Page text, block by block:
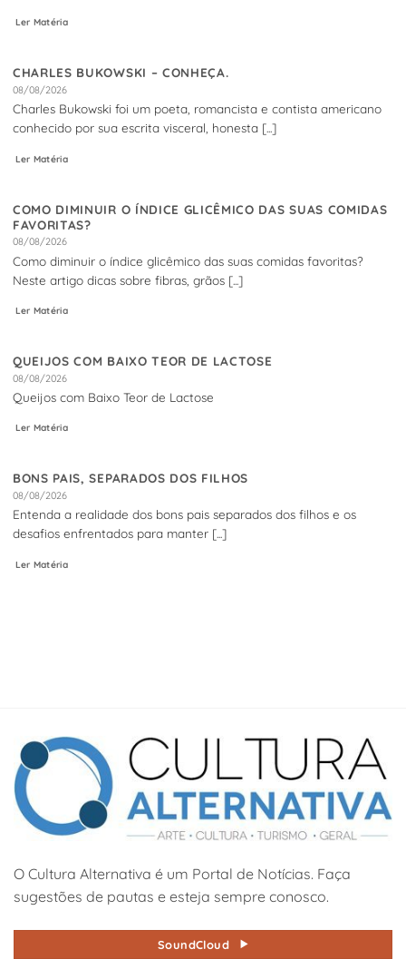
Ler Matéria
CHARLES BUKOWSKI – CONHEÇA.
08/08/2026
Charles Bukowski foi um poeta, romancista e contista americano
conhecido por sua escrita visceral, honesta [...]
Ler Matéria
COMO DIMINUIR O ÍNDICE GLICÊMICO DAS SUAS COMIDAS
FAVORITAS?
08/08/2026
Como diminuir o índice glicêmico das suas comidas favoritas?
Neste artigo dicas sobre fibras, grãos [...]
Ler Matéria
QUEIJOS COM BAIXO TEOR DE LACTOSE
08/08/2026
Queijos com Baixo Teor de Lactose
Ler Matéria
BONS PAIS, SEPARADOS DOS FILHOS
08/08/2026
Entenda a realidade dos bons pais separados dos filhos e os
desafios enfrentados para manter [...]
Ler Matéria
O Cultura Alternativa é um Portal de Notícias. Faça
sugestões de pautas e esteja sempre conosco.
SoundCloud